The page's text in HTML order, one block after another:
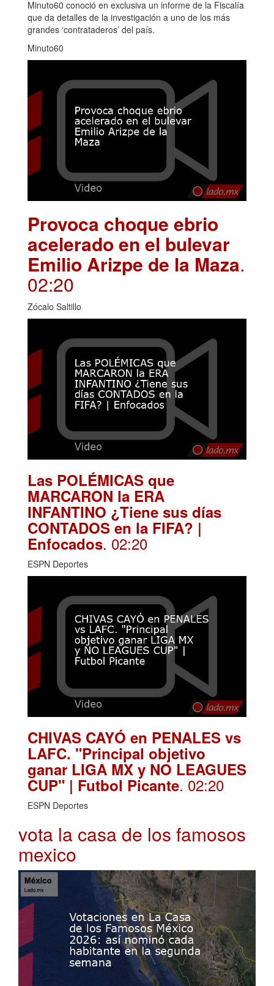
Minuto60 conoció en exclusiva un informe de la Fiscalía
que da detalles de la investigación a uno de los más
grandes ‘contrataderos’ del país.
Minuto60
Provoca choque ebrio
acelerado en el bulevar
Emilio Arizpe de la Maza.
02:20
Zócalo Saltillo
Las POLÉMICAS que
MARCARON la ERA
INFANTINO ¿Tiene sus días
CONTADOS en la FIFA? |
Enfocados. 02:20
ESPN Deportes
CHIVAS CAYÓ en PENALES vs
LAFC. "Principal objetivo
ganar LIGA MX y NO LEAGUES
CUP" | Futbol Picante. 02:20
ESPN Deportes
vota la casa de los famosos
mexico